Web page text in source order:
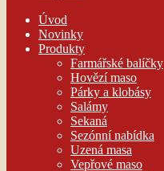
Úvod
Novinky
Produkty
Farmářské balíčky
Hovězí maso
Párky a klobásy
Salámy
Sekaná
Sezónní nabídka
Uzená masa
Vepřové maso